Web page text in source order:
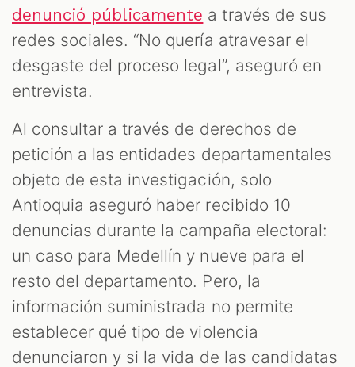
denunció públicamente a través de sus
redes sociales. “No quería atravesar el
desgaste del proceso legal”, aseguró en
entrevista.
Al consultar a través de derechos de
petición a las entidades departamentales
objeto de esta investigación, solo
Antioquia aseguró haber recibido 10
denuncias durante la campaña electoral:
un caso para Medellín y nueve para el
resto del departamento. Pero, la
información suministrada no permite
establecer qué tipo de violencia
denunciaron y si la vida de las candidatas